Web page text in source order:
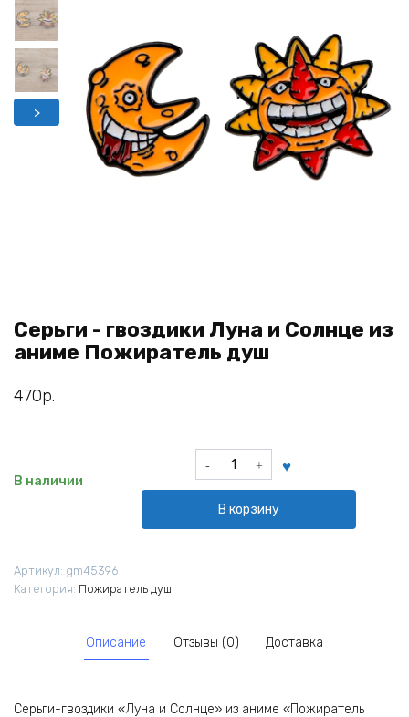
>
Серьги - гвоздики Луна и Солнце из
аниме Пожиратель душ
470р.
В наличии
Количество
товара
гвоздики
Пожиратель
В корзину
Артикул: gm45396
Категория: Пожиратель душ
Описание Отзывы (0) Доставка
Серьги-гвоздики «Луна и Солнце» из аниме «Пожиратель